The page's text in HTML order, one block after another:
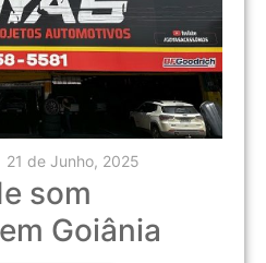
21 de Junho, 2025
som
Goiânia